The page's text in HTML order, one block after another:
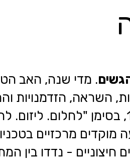
. מדי שנה, האב
השראה, הזדמנויות
ה-13.05.2025, בסימן
מוקדים מרכזיים
חיצוניים - נדדו בין